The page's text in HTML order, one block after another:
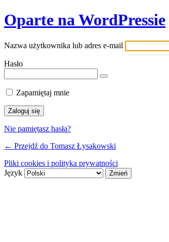
Oparte na WordPressie
Nazwa użytkownika lub adres e-mail
Hasło
Zapamiętaj mnie
Nie pamiętasz hasła?
← Przejdź do Tomasz Łysakowski
Pliki cookies i polityka prywatności
Język